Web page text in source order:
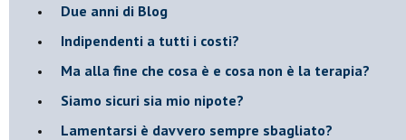
​Due anni di Blog
​Indipendenti a tutti i costi?
​Ma alla fine che cosa è e cosa non è la terapia?
​Siamo sicuri sia mio nipote?
​Lamentarsi è davvero sempre sbagliato?